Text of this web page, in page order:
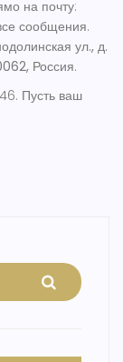
на почту:
сообщения.
ул., д.
Россия.
Пусть ваш